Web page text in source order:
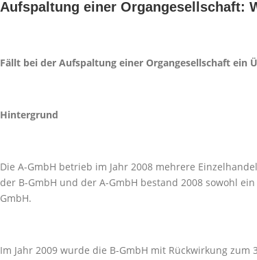
Aufspaltung einer Organgesellschaft:
Fällt bei der Aufspaltung einer Organgesellschaft ein
Hintergrund
Die A-GmbH betrieb im Jahr 2008 mehrere
der B-GmbH und der A-GmbH bestand 2008 sowohl
GmbH.
Im Jahr 2009 wurde die B-GmbH mit Rückwirkung